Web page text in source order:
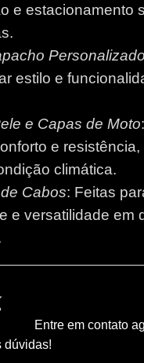
e estacionamento
estilo e
e Capas de Moto
e
climática.
Cabos: Feitas
e versatilidade em
Entre em contato
dúvidas!